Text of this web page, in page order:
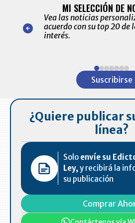
nuestro
para
MI SELECCIÓN DE
Vea las noticias
acuerdo con su top 20 de
interés.
Suscribirse
¿Quiere publicar
línea?
Solo envíe su
Ley,y recibirá la
su publicación
Comprar